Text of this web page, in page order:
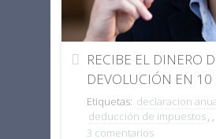
RECIBE EL DINERO
DEVOLUCIÓN EN 10
MENOS.
Etiquetas: declaracion
deducción de impuestos, ,
3 comentarios